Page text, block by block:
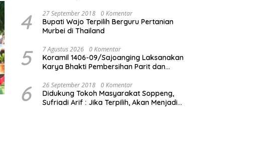
4 27 September 2018 0 Komentar
Bupati Wajo Terpilih Berguru Pertanian
Murbei di Thailand
5 7 Agustus 2026 0 Komentar
Koramil 1406-09/Sajoanging Laksanakan
Karya Bhakti Pembersihan Parit dan
6 26 September 2018 0 Komentar
Didukung Tokoh Masyarakat Soppeng,
Sufriadi Arif : Jika Terpilih, Akan Menjadi